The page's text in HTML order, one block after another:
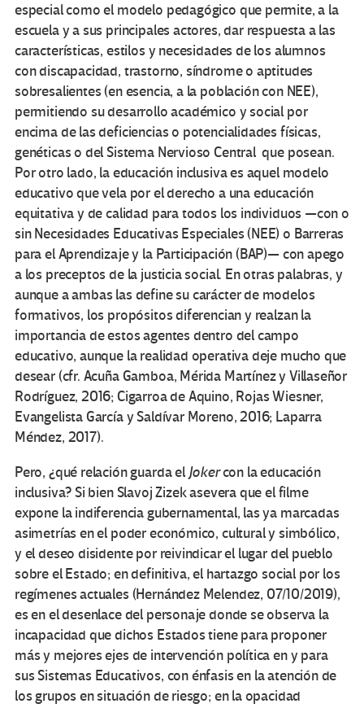
especial como el modelo pedagógico que permite, a la
escuela y a sus principales actores, dar respuesta a las
características, estilos y necesidades de los alumnos
con discapacidad, trastorno, síndrome o aptitudes
sobresalientes (en esencia, a la población con NEE),
permitiendo su desarrollo académico y social por
encima de las deficiencias o potencialidades físicas,
genéticas o del Sistema Nervioso Central que posean.
Por otro lado, la educación inclusiva es aquel modelo
educativo que vela por el derecho a una educación
equitativa y de calidad para todos los individuos —con o
sin Necesidades Educativas Especiales (NEE) o Barreras
para el Aprendizaje y la Participación (BAP)— con apego
a los preceptos de la justicia social. En otras palabras, y
aunque a ambas las define su carácter de modelos
formativos, los propósitos diferencian y realzan la
importancia de estos agentes dentro del campo
educativo, aunque la realidad operativa deje mucho que
desear (cfr. Acuña Gamboa, Mérida Martínez y Villaseñor
Rodríguez, 2016; Cigarroa de Aquino, Rojas Wiesner,
Evangelista García y Saldívar Moreno, 2016; Laparra
Méndez, 2017).
Pero, ¿qué relación guarda elJokercon la educación
inclusiva? Si bien Slavoj Zizek asevera que el filme
expone la indiferencia gubernamental, las ya marcadas
asimetrías en el poder económico, cultural y simbólico,
y el deseo disidente por reivindicar el lugar del pueblo
sobre el Estado; en definitiva, el hartazgo social por los
regímenes actuales (Hernández Melendez, 07/10/2019),
es en el desenlace del personaje donde se observa la
incapacidad que dichos Estados tiene para proponer
más y mejores ejes de intervención política en y para
sus Sistemas Educativos, con énfasis en la atención de
los grupos en situación de riesgo; en la opacidad